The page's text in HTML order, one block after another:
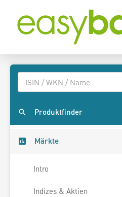
Produktfinder
Märkte
Intro
Indizes & Aktien